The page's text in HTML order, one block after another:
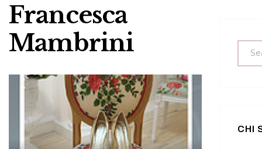
Francesca
Mambrini
CHI